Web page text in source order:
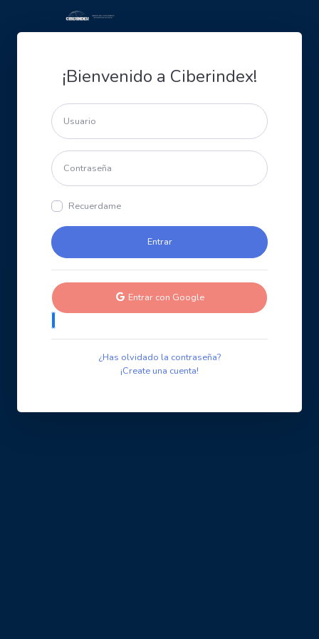
¡Bienvenido a Ciberindex!
Recuerdame
Entrar con Google
¿Has olvidado la contraseña?
¡Create una cuenta!